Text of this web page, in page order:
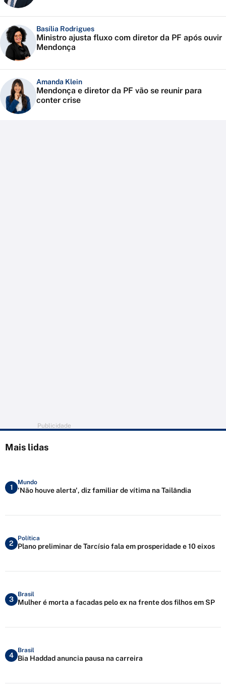
Basília Rodrigues
Ministro ajusta fluxo com diretor da PF após ouvir
Mendonça
Amanda Klein
Mendonça e diretor da PF vão se reunir para
conter crise
Publicidade
Mais lidas
1
Mundo
'Não houve alerta', diz familiar de vítima na Tailândia
2
Política
Plano preliminar de Tarcísio fala em prosperidade e 10 eixos
3
Brasil
Mulher é morta a facadas pelo ex na frente dos filhos em SP
4
Brasil
Bia Haddad anuncia pausa na carreira